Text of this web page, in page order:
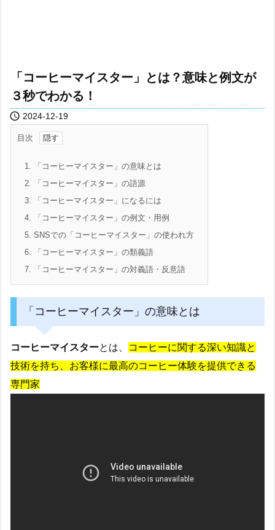
「コーヒーマイスター」とは？意味と例文が
３秒でわかる！
 2024-12-19
目次
1. 「コーヒーマイスター」の意味とは
2. 「コーヒーマイスター」の語源
3. 「コーヒーマイスター」になるには
4. 「コーヒーマイスター」の例文・用例
5. SNSでの「コーヒーマイスター」の使われ方
6. 「コーヒーマイスター」の類義語
7. 「コーヒーマイスター」の対義語・反意語
「コーヒーマイスター」の意味とは
コーヒーマイスターとは、
コーヒーに関する深い知識と
技術を持ち、お客様に最高のコーヒー体験を提供できる
専門家